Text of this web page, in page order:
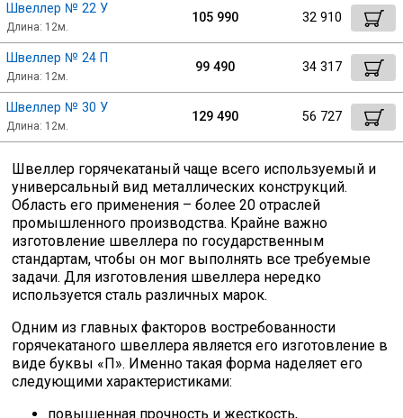
Швеллер № 22 У
Длина: 12м.
105 990 32 910
Швеллер № 24 П
Длина: 12м.
99 490 34 317
Швеллер № 30 У
Длина: 12м.
129 490 56 727
Швеллер горячекатаный чаще всего используемый и
универсальный вид металлических конструкций.
Область его применения – более 20 отраслей
промышленного производства. Крайне важно
изготовление швеллера по государственным
стандартам, чтобы он мог выполнять все требуемые
задачи. Для изготовления швеллера нередко
используется сталь различных марок.
Одним из главных факторов востребованности
горячекатаного швеллера является его изготовление в
виде буквы «П». Именно такая форма наделяет его
следующими характеристиками:
повышенная прочность и жесткость,